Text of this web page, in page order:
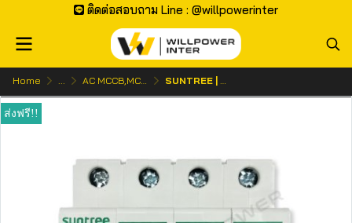
ติดต่อสอบถาม Line : @willpowerinter
Home ... AC MCCB,MCB | เบรกเกอร์ ไฟกระแสสลับ SUNTREE | SCB8-63H AC MCB 400V 4P 10kA (เซอร์กิตเบรกเกอร์)
ส่งฟรี!!